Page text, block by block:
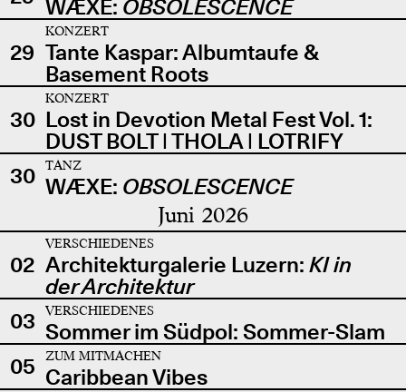
WÆXE: OBSOLESCENCE
29
KONZERT
Tante Kaspar: Albumtaufe &
Basement Roots
30
KONZERT
Lost in Devotion Metal Fest Vol. 1:
DUST BOLT | THOLA | LOTRIFY
30
TANZ
WÆXE: OBSOLESCENCE
Juni 2026
02
VERSCHIEDENES
Architekturgalerie Luzern: KI in
der Architektur
03
VERSCHIEDENES
Sommer im Südpol: Sommer-Slam
05
ZUM MITMACHEN
Caribbean Vibes